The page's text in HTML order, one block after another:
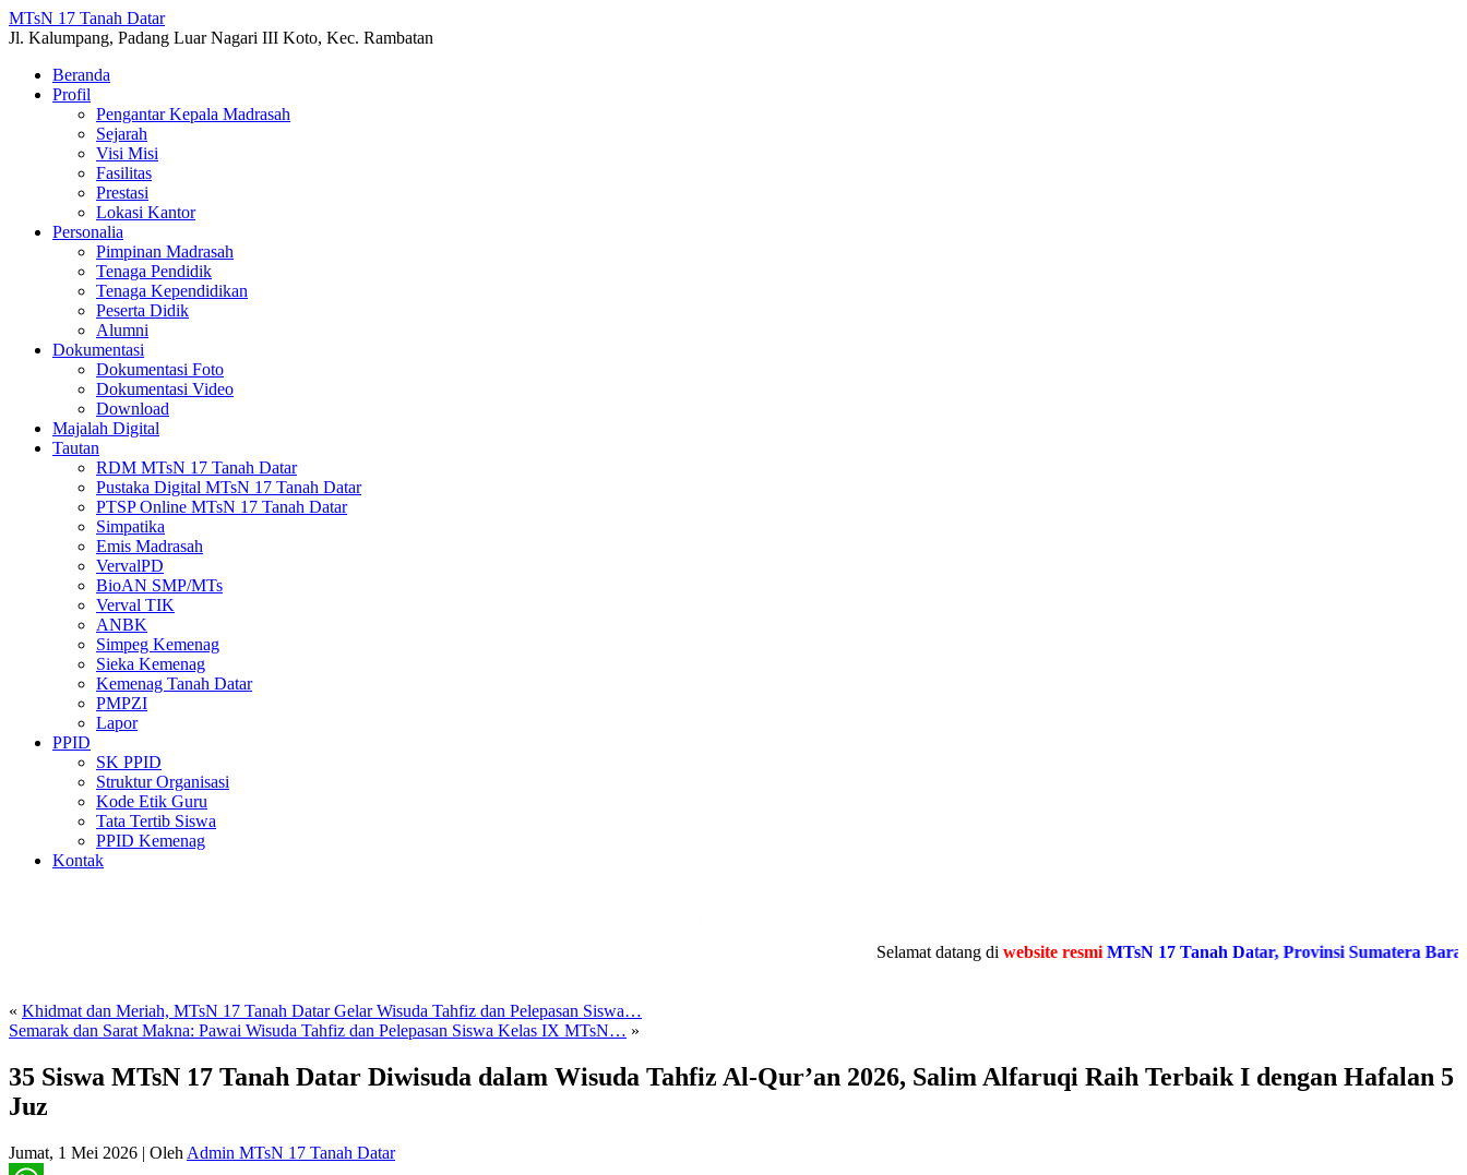
MTsN 17 Tanah Datar
Jl. Kalumpang, Padang Luar Nagari III Koto, Kec. Rambatan
Beranda
Profil
Pengantar Kepala Madrasah
Sejarah
Visi Misi
Fasilitas
Prestasi
Lokasi Kantor
Personalia
Pimpinan Madrasah
Tenaga Pendidik
Tenaga Kependidikan
Peserta Didik
Alumni
Dokumentasi
Dokumentasi Foto
Dokumentasi Video
Download
Majalah Digital
Tautan
RDM MTsN 17 Tanah Datar
Pustaka Digital MTsN 17 Tanah Datar
PTSP Online MTsN 17 Tanah Datar
Simpatika
Emis Madrasah
VervalPD
BioAN SMP/MTs
Verval TIK
ANBK
Simpeg Kemenag
Sieka Kemenag
Kemenag Tanah Datar
PMPZI
Lapor
PPID
SK PPID
Struktur Organisasi
Kode Etik Guru
Tata Tertib Siswa
PPID Kemenag
Kontak
Selamat datang diwebsite resmi MTsN 17 Tanah Datar, Provinsi Sumatera Barat Media
« Khidmat dan Meriah, MTsN 17 Tanah Datar Gelar Wisuda Tahfiz dan Pelepasan Siswa…
Semarak dan Sarat Makna: Pawai Wisuda Tahfiz dan Pelepasan Siswa Kelas IX MTsN… »
35 Siswa MTsN 17 Tanah Datar Diwisuda dalam Wisuda Tahfiz Al-Qur’an 2026, Salim Alfaruqi Raih Terbaik I dengan Hafalan 5
Juz
Jumat, 1 Mei 2026 | Oleh Admin MTsN 17 Tanah Datar